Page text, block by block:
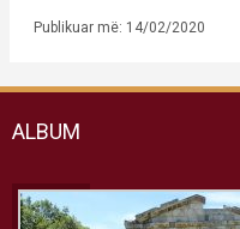
Publikuar më: 14/02/2020
ALBUM